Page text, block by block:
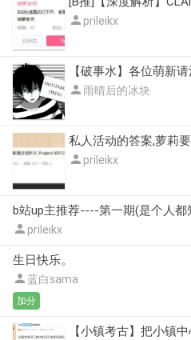
 prileikx
【破事水】各位萌新
雨晴后的冰块
 prileikx
 prileikx
生日快乐。
蓝白sama
加分